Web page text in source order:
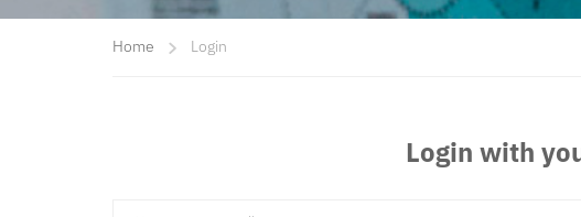
Home Login
Login with